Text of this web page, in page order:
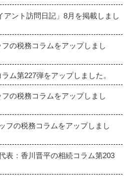
アント訪問日記」8月を掲載しまし
の税務コラムをアップしまし
ム第227弾をアップしました。
の税務コラムをアップしまし
フの税務コラムをアップしまし
表：香川晋平の相続コラム第203